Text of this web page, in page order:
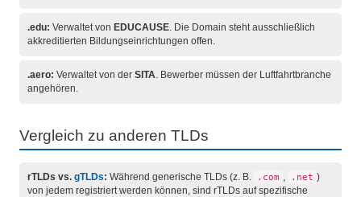
.edu: Verwaltet von EDUCAUSE. Die Domain steht ausschließlich
akkreditierten Bildungseinrichtungen offen.
.aero: Verwaltet von der SITA. Bewerber müssen der Luftfahrtbranche
angehören.
Vergleich zu anderen TLDs
rTLDs vs. gTLDs: Während generische TLDs (z. B. .com , .net )
von jedem registriert werden können, sind rTLDs auf spezifische